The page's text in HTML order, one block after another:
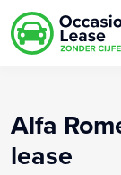
Alfa
lease